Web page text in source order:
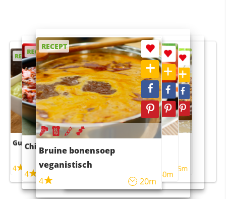
RECEPT
Guacamole
4
RECEPT
Chili con carne
4 45m
RECEPT
Bruine bonensoep
veganistisch
4
20m
RECEPT
Sushi rijstsalade
maaltijdsalade
40m
RECEPT
4 55m